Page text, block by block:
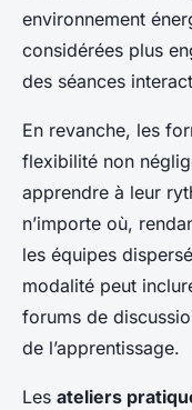
environnement
considérées plus
des séances
En revanche, les
flexibilité non
apprendre à leur
n’importe où,
les équipes
modalité peut
forums de
de l’apprentissage.
Les ateliers